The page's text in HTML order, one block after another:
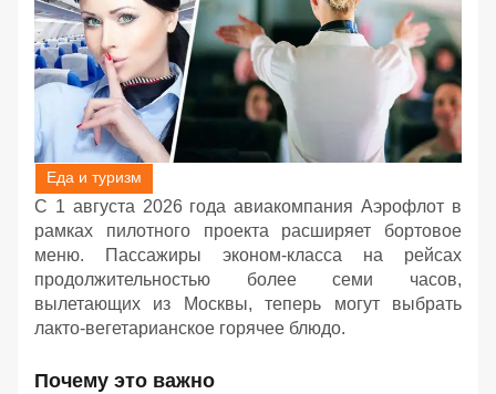
Еда и туризм
С 1 августа 2026 года авиакомпания Аэрофлот в
рамках пилотного проекта расширяет бортовое
меню. Пассажиры эконом-класса на рейсах
продолжительностью более семи часов,
вылетающих из Москвы, теперь могут выбрать
лакто-вегетарианское горячее блюдо.
Почему это важно